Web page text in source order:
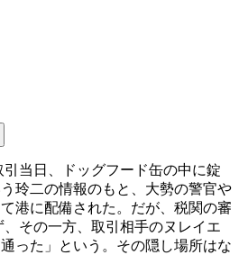
当日、ドッグフード缶の中に錠
玲二の情報のもと、大勢の警官や
港に配備された。だが、税関の審
その一方、取引相手のヌレイエ
った」という。その隠し場所はな